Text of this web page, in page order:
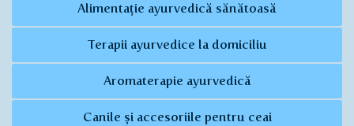
Alimentație ayurvedică sănătoasă
Terapii ayurvedice la domiciliu
Aromaterapie ayurvedică
Canile și accesoriile pentru ceai